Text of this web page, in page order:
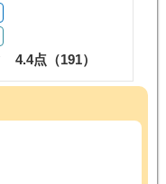
4.4点（191）